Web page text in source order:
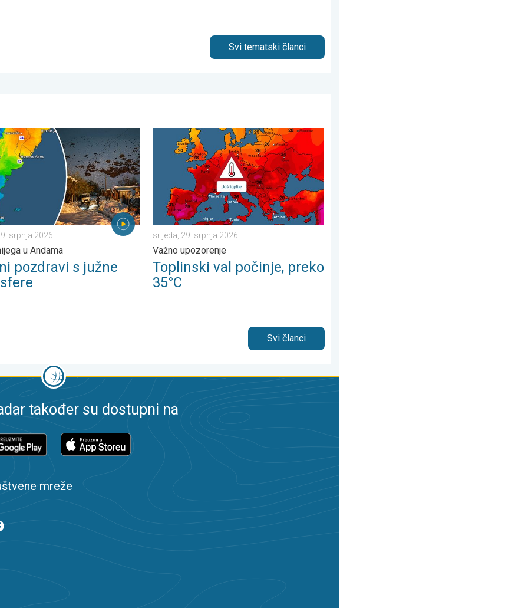
Svi tematski članci
. . subota, 1. kolovoza 2026.
s južne hemisfere. Puno snijega u Andama. . . srijeda, 29. srpnja 2026.
srpnja 2026.
u Andama
pozdravi s južne
Toplinski val počinje, preko 35°C. Važno upozorenje. . . srijeda, 29. srpnja 2026.
srijeda, 29. srpnja 2026.
Važno upozorenje
Toplinski val počinje, preko
35°C
Svi članci
također su dostupni na
mreže